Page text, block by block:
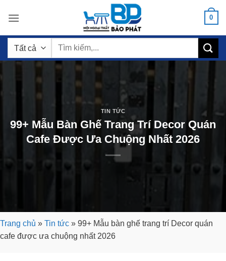
qua
dung
0
Tìm
TIN TỨC
99+ Mẫu Bàn Ghế Trang Trí Decor Quán
Cafe Được Ưa Chuộng Nhất 2026
Trang chủ » Tin tức » 99+ Mẫu bàn ghế trang trí Decor quán
cafe được ưa chuộng nhất 2026